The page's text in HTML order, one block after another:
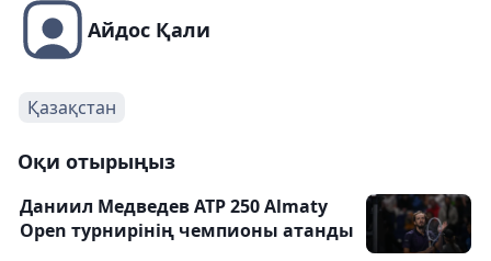
Айдос Қали
Қазақстан
Оқи отырыңыз
Даниил Медведев ATP 250 Almaty
Open турнирінің чемпионы атанды